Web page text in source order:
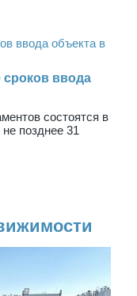
сроков ввода
состоятся в
позднее 31